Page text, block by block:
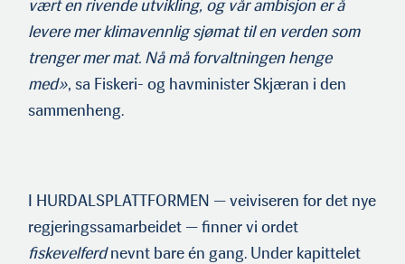
vært en rivende utvikling, og vår ambisjon er å
levere mer klimavennlig sjømat til en verden som
trenger mer mat. Nå må forvaltningen henge
med», sa Fiskeri- og havminister Skjæran i den
sammenheng.
I HURDALSPLATTFORMEN — veiviseren for det nye
regjeringssamar­beidet — finner vi ordet
fiskevelferdnevnt bare én gang. Under kapittelet